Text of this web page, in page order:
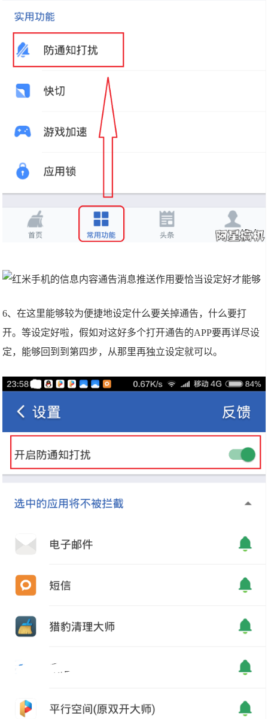
6、在这里能够较为便捷地设定什么要关掉通告，什么要打
开。等设定好啦，假如对这好多个打开通告的APP要再详尽设
定，能够回到到第四步，从那里再独立设定就可以。